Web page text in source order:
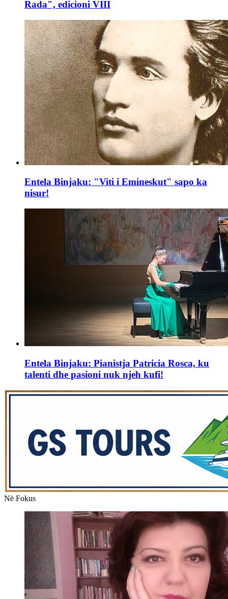
Rada", edicioni VIII
Entela Binjaku: "Viti i Emineskut" sapo ka
nisur!
Entela Binjaku: Pianistja Patricia Rosca, ku
talenti dhe pasioni nuk njeh kufi!
Në Fokus